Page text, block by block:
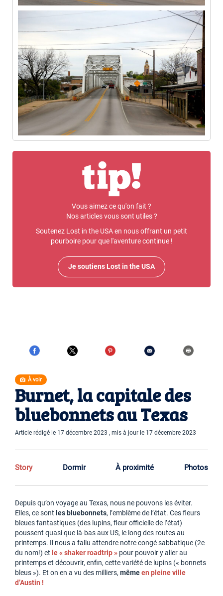
À voir
Burnet, la capitale des
bluebonnets au Texas
Article rédigé le 17 décembre 2023 , mis à jour le 17 décembre 2023
Story Dormir À proximité Photos
Depuis qu’on voyage au Texas, nous ne pouvons les éviter.
Elles, ce sont les bluebonnets, l’emblème de l’état. Ces fleurs
bleues fantastiques (des lupins, fleur officielle de l’état)
poussent quasi que là-bas aux US, le long des routes au
printemps. Il nous a fallu attendre notre congé sabbatique (2e
du nom!) et le « shaker roadtrip » pour pouvoir y aller au
printemps et découvrir, enfin, cette variété de lupins (« bonnets
bleus »). Et on en a vu des milliers, mêmeen pleine ville
d’Austin !
Vous aimez ce qu'on fait ?
Nos articles vous sont utiles ?
Soutenez Lost in the USA en nous offrant un petit
pourboire pour que l'aventure continue !
Je soutiens Lost in the USA